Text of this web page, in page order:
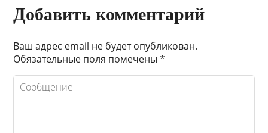
Добавить комментарий
Ваш адрес email не будет опубликован.
Обязательные поля помечены*